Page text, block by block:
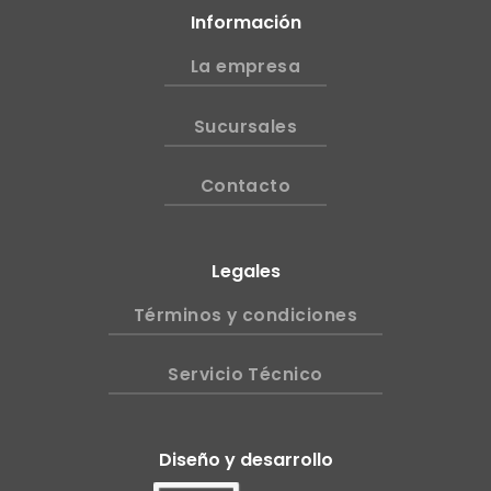
Información
La empresa
Sucursales
Contacto
Legales
Términos y condiciones
Servicio Técnico
Diseño y desarrollo